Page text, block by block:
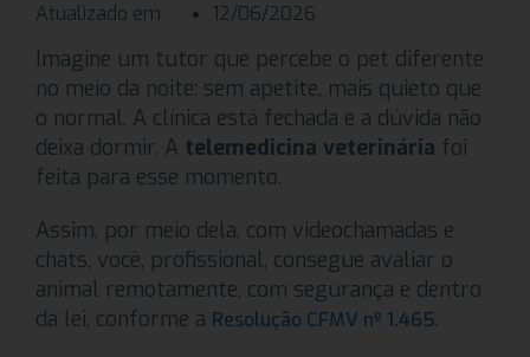
Atualizado em
12/06/2026
Imagine um tutor que percebe o pet diferente
no meio da noite: sem apetite, mais quieto que
o normal. A clínica está fechada e a dúvida não
deixa dormir. A telemedicina veterinária foi
feita para esse momento.
Assim, por meio dela, com videochamadas e
chats, você, profissional, consegue avaliar o
animal remotamente, com segurança e dentro
da lei, conforme a Resolução CFMV nº 1.465.